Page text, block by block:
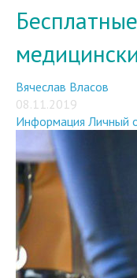
Вячеслав Власов
08.11.2019
Информация Личный